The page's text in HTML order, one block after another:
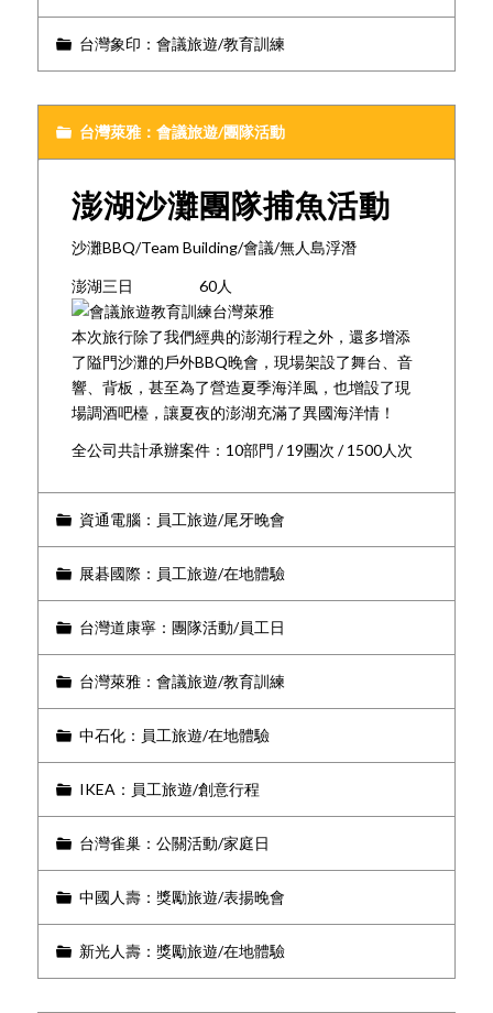
台灣象印：會議旅遊/教育訓練
台灣萊雅：會議旅遊/團隊活動
澎湖沙灘團隊捕魚活動
沙灘BBQ/Team Building/會議/無人島浮潛
澎湖三日 60人
本次旅行除了我們經典的澎湖行程之外，還多增添
了隘門沙灘的戶外BBQ晚會，現場架設了舞台、音
響、背板，甚至為了營造夏季海洋風，也增設了現
場調酒吧檯，讓夏夜的澎湖充滿了異國海洋情！
全公司共計承辦案件：10部門 / 19團次 / 1500人次
資通電腦：員工旅遊/尾牙晚會
展碁國際：員工旅遊/在地體驗
台灣道康寧：團隊活動/員工日
台灣萊雅：會議旅遊/教育訓練
中石化：員工旅遊/在地體驗
IKEA：員工旅遊/創意行程
台灣雀巢：公關活動/家庭日
中國人壽：獎勵旅遊/表揚晚會
新光人壽：獎勵旅遊/在地體驗